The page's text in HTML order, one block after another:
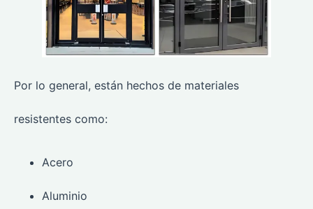
Por lo general, están hechos de materiales
resistentes como:
Acero
Aluminio